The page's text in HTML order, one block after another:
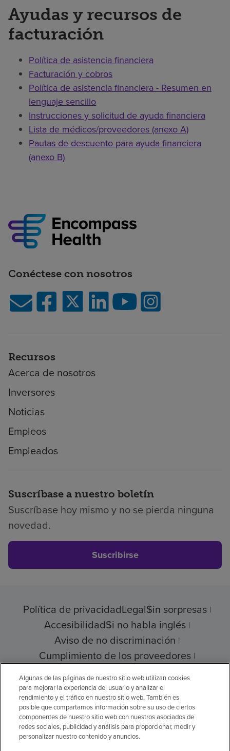
Ayudas y recursos de
facturación
Política de asistencia financiera
Facturación y cobros
Política de asistencia financiera - Resumen en
lenguaje sencillo
Instrucciones y solicitud de ayuda financiera
Lista de médicos/proveedores (anexo A)
Pautas de descuento para ayuda financiera
(anexo B)
Conéctese con nosotros
Recursos
Acerca de nosotros
Inversores
Noticias
Empleos
Empleados
Suscríbase a nuestro boletín
Suscríbase hoy mismo y no se pierda ninguna
novedad.
Suscribirse
Política de privacidadLegalSin sorpresas
AccesibilidadSi no habla inglés
Aviso de no discriminación
Cumplimiento de los proveedores
© 2026 Encompass Health Corporation
Preferencias de cookies
Algunas de las páginas de nuestro sitio web utilizan cookies
para mejorar la experiencia del usuario y analizar el
rendimiento y el tráfico en nuestro sitio web. También es
posible que compartamos información sobre su uso de ciertos
componentes de nuestro sitio web con nuestros asociados de
redes sociales, publicidad y análisis para proporcionar, medir y
personalizar nuestro contenido y anuncios.